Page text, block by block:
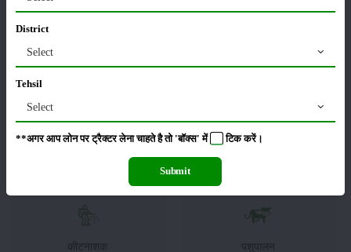
बीएलबी के खिलाफ चल रही लड़ाई में वैज्ञानिकों, किसानों और नीति निर्माताओं के बीच
निरंतर अनुसंधान और सहयोग महत्वपूर्ण है।
कीटनाशक पशुपालन
District
Select
Tehsil
Select
**अगर आप लोन पर ट्रैक्टर लेना चाहते है तो 'बॉक्स' में टिककरें।
Submit